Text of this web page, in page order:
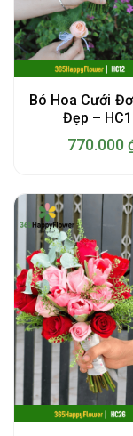
Bó Hoa Cưới
Đẹp –
770.000